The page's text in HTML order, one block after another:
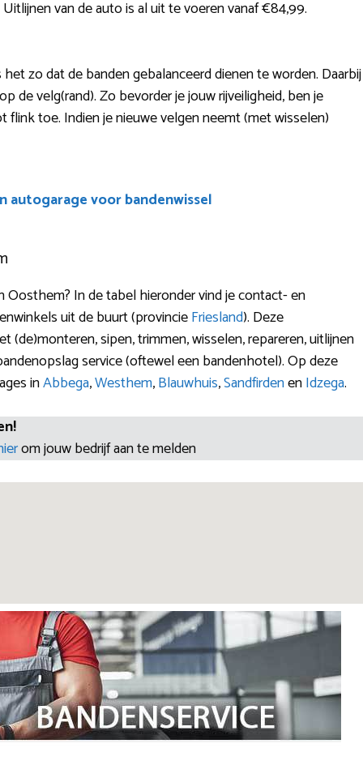
van de auto is al uit te voeren vanaf €84,99.
zo dat de banden gebalanceerd dienen te worden. Daarbij
de velg(rand). Zo bevorder je jouw rijveiligheid, ben je
flink toe. Indien je nieuwe velgen neemt (met wisselen)
autogarage voor bandenwissel
Oosthem? In de tabel hieronder vind je contact- en
uit de buurt (provincieFriesland). Deze
(de)monteren, sipen, trimmen, wisselen, repareren, uitlijnen
service (oftewel een bandenhotel). Op deze
inAbbega,Westhem,Blauwhuis,SandfirdenenIdzega.
om jouw bedrijf aan te melden